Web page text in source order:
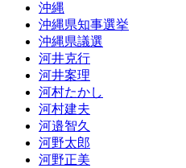
沖縄
沖縄県知事選挙
沖縄県議選
河井克行
河井案理
河村たかし
河村建夫
河邉智久
河野太郎
河野正美